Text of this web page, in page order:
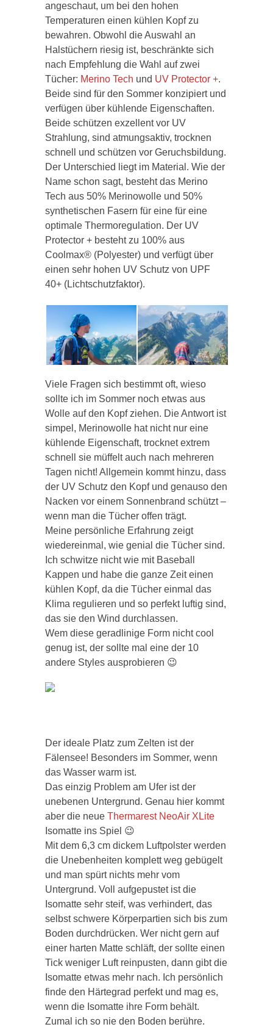
angeschaut, um bei den hohen
Temperaturen einen kühlen Kopf zu
bewahren. Obwohl die Auswahl an
Halstüchern riesig ist, beschränkte sich
nach Empfehlung die Wahl auf zwei
Tücher: Merino Tech und UV Protector +.
Beide sind für den Sommer konzipiert und
verfügen über kühlende Eigenschaften.
Beide schützen exzellent vor UV
Strahlung, sind atmungsaktiv, trocknen
schnell und schützen vor Geruchsbildung.
Der Unterschied liegt im Material. Wie der
Name schon sagt, besteht das Merino
Tech aus 50% Merinowolle und 50%
synthetischen Fasern für eine für eine
optimale Thermoregulation. Der UV
Protector + besteht zu 100% aus
Coolmax® (Polyester) und verfügt über
einen sehr hohen UV Schutz von UPF
40+ (Lichtschutzfaktor).
Viele Fragen sich bestimmt oft, wieso
sollte ich im Sommer noch etwas aus
Wolle auf den Kopf ziehen. Die Antwort ist
simpel, Merinowolle hat nicht nur eine
kühlende Eigenschaft, trocknet extrem
schnell sie müffelt auch nach mehreren
Tagen nicht! Allgemein kommt hinzu, dass
der UV Schutz den Kopf und genauso den
Nacken vor einem Sonnenbrand schützt –
wenn man die Tücher offen trägt.
Meine persönliche Erfahrung zeigt
wiedereinmal, wie genial die Tücher sind.
Ich schwitze nicht wie mit Baseball
Kappen und habe die ganze Zeit einen
kühlen Kopf, da die Tücher einmal das
Klima regulieren und so perfekt luftig sind,
das sie den Wind durchlassen.
Wem diese geradlinige Form nicht cool
genug ist, der sollte mal eine der 10
andere Styles ausprobieren 😉
Der ideale Platz zum Zelten ist der
Fälensee! Besonders im Sommer, wenn
das Wasser warm ist.
Das einzig Problem am Ufer ist der
unebenen Untergrund. Genau hier kommt
aber die neue Thermarest NeoAir XLite
Isomatte ins Spiel 😉
Mit dem 6,3 cm dickem Luftpolster werden
die Unebenheiten komplett weg gebügelt
und man spürt nichts mehr vom
Untergrund. Voll aufgepustet ist die
Isomatte sehr steif, was verhindert, das
selbst schwere Körperpartien sich bis zum
Boden durchdrücken. Wer nicht gern auf
einer harten Matte schläft, der sollte einen
Tick weniger Luft reinpusten, dann gibt die
Isomatte etwas mehr nach. Ich persönlich
finde den Härtegrad perfekt und mag es,
wenn die Isomatte ihre Form behält.
Zumal ich so nie den Boden berühre.